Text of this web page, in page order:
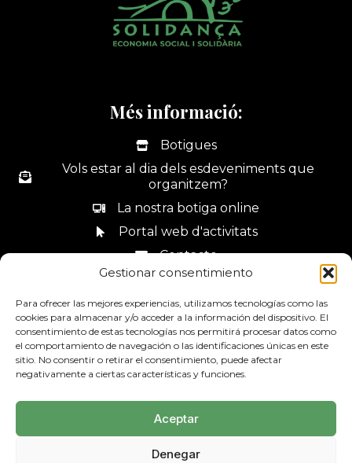
Gestionar consentimiento
Para ofrecer las mejores experiencias, utilizamos tecnologías como las
cookies para almacenar y/o acceder a la información del dispositivo. El
consentimiento de estas tecnologías nos permitirá procesar datos como
el comportamiento de navegación o las identificaciones únicas en este
sitio. No consentir o retirar el consentimiento, puede afectar
negativamente a ciertas características y funciones.
Aceptar
Denegar
Més informació:
Botigues
Vols estar al dia dels esdeveniments que
organitzem?
La nostra botiga online
Portal web d'activitats
Contacte
Canal de denúncies
93 685 44 34